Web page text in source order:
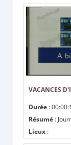
VACANCES
Durée :
Résumé :
Lieux :